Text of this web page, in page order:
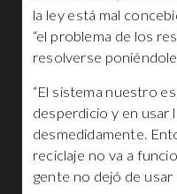
la ley está mal
“el problema de los
resolverse
“El sistema nuestro
desperdicio y en usar
desmedidamente.
reciclaje no va a
gente no dejó de usar